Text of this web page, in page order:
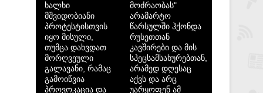
ხალხი
მშვიდობიანი
პროტესტისთვის
იყო მისული,
თუმცა დახვდათ
მორღვეული
გალავანი, რამაც
გამოიწვია
პროვოკაცია და
მოძრაობას"
არამარტო
წარსულში ჰქონდა
რუსეთთან
კავშირები და მის
სპეცსამსახურებთან,
არამედ დღესაც
აქვს და არც
უარყოფენ ამ